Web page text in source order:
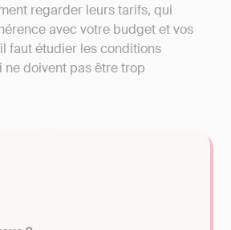
regarder leurs tarifs, qui
avec votre budget et vos
faut étudier les conditions
ne doivent pas être trop